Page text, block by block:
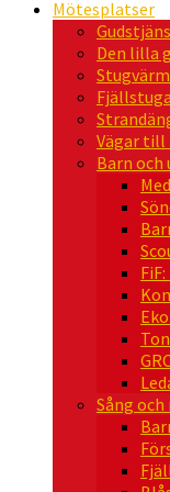
Mötesplatser
Den lilla
Vägar till
Barn och
Sång